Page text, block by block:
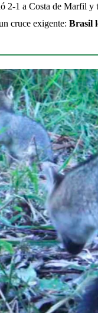
1 a Costa de Marfil
cruce exigente: Brasil